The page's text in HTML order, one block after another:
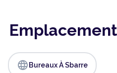
language Bureaux À Sbarre